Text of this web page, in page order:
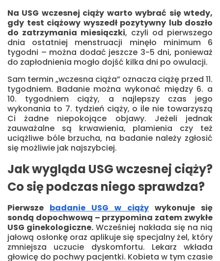
Na USG wczesnej ciąży warto wybrać się wtedy,
gdy test ciążowy wyszedł pozytywny lub doszło
do zatrzymania miesiączki, czyli od pierwszego
dnia ostatniej menstruacji minęło minimum 6
tygodni – można dodać jeszcze 3-5 dni, ponieważ
do zapłodnienia mogło dojść kilka dni po owulacji.
Sam termin „wczesna ciąża” oznacza ciążę przed 11.
tygodniem. Badanie można wykonać między 6. a
10. tygodniem ciąży, a najlepszy czas jego
wykonania to 7. tydzień ciąży, o ile nie towarzyszą
Ci żadne niepokojące objawy. Jeżeli jednak
zauważalne są krwawienia, plamienia czy też
uciążliwe bóle brzucha, na badanie należy zgłosić
się możliwie jak najszybciej.
Jak wygląda USG wczesnej ciąży?
Co się podczas niego sprawdza?
Pierwsze badanie USG w ciąży wykonuje się
sondą dopochwową – przypomina zatem zwykłe
USG ginekologiczne. Wcześniej nakłada się na nią
jałową osłonkę oraz aplikuje się specjalny żel, który
zmniejsza uczucie dyskomfortu. Lekarz wkłada
głowicę do pochwy pacjentki. Kobieta w tym czasie